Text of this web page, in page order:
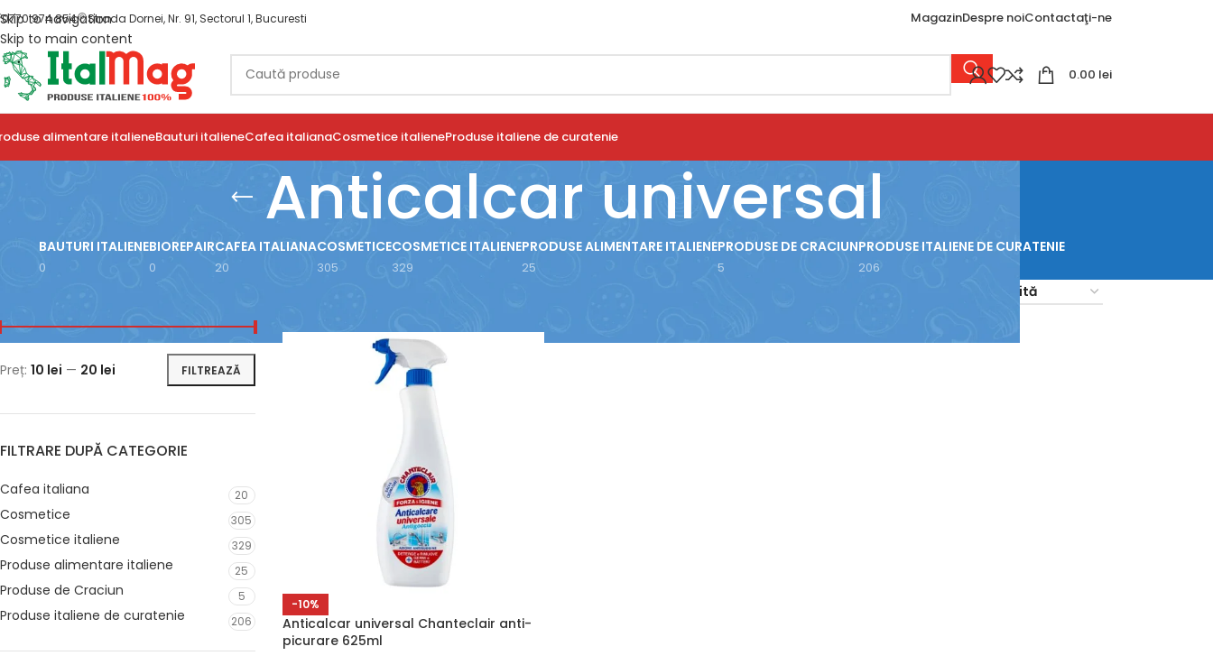
Skip to navigation
Skip to main content
0770 974 854 Strada Dornei, Nr. 91, Sectorul 1, Bucuresti MagazinDespre noiContactaţi-ne
0.00 lei
alimentare italieneBauturi italieneCafea italianaCosmetice italieneProduse italiene de curatenie
Anticalcar universal
BAUTURI ITALIENE
0
BIOREPAIR
0
CAFEA ITALIANA
20
COSMETICE
305
COSMETICE ITALIENE
329
PRODUSE ALIMENTARE ITALIENE
25
PRODUSE DE CRACIUN
5
PRODUSE ITALIENE DE CURATENIE
206
FILTREAZĂ
Preț: 10 lei — 20 lei
FILTRARE DUPĂ CATEGORIE
Cafea italiana 20
Cosmetice 305
Cosmetice italiene 329
Produse alimentare italiene 25
Produse de Craciun 5
Produse italiene de curatenie 206
-10%
Anticalcar universal Chanteclair anti-
picurare 625ml